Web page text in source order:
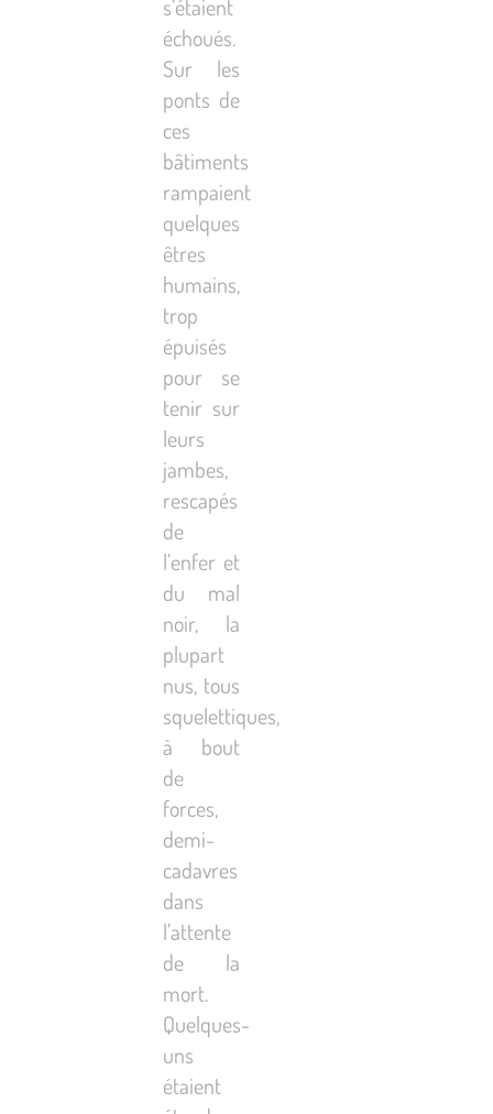
s’étaient
échoués.
Sur les
ponts de
ces
bâtiments
rampaient
quelques
êtres
humains,
trop
épuisés
pour se
tenir sur
leurs
jambes,
rescapés
de
l’enfer et
du mal
noir, la
plupart
nus, tous
squelettiques,
à bout
de
forces,
demi-
cadavres
dans
l’attente
de la
mort.
Quelques-
uns
étaient